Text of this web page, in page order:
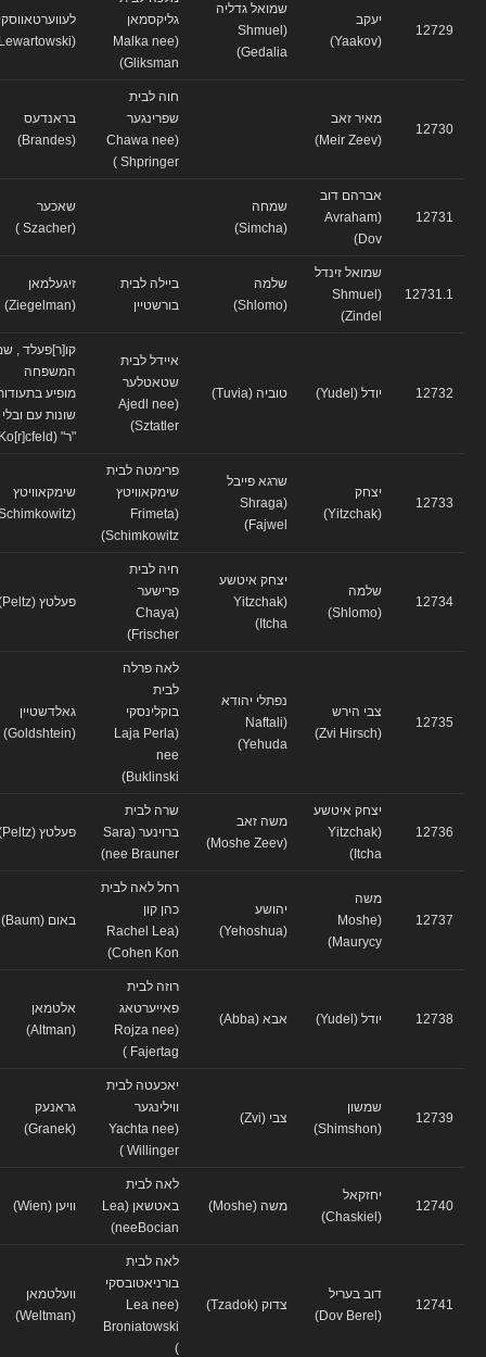
12729
יעקב
שמואל גדליה
(Shmuel
Gedalia)
גליקסמאן
(Malka nee
Gliksman)
לעווערטאווסקי
12730
מאיר זאב
חוה לבית
שפרינגער
(Chawa nee
Shpringer )
בראנדעס
12731
אברהם דוב
(Avraham
Dov)
שמחה
שאכער
12731.1
שמואל זינדל
(Shmuel
Zindel)
שלמה
ביילה לבית
בורשטיין
זיגעלמאן
12732 יודל (Yudel) טוביה (Tuvia)
איידל לבית
שטאטלער
(Ajedl nee
Sztatler)
קו[ר]פעלד , שם
המשפחה
מופיע בתעודות
שונות עם ובלי
"ר" (Ko[r]cfeld)
12733
יצחק
שרגא פייבל
(Shraga
Fajwel)
פרימטה לבית
שימקאוויטץ
(Frimeta
Schimkowitz)
שימקאוויטץ
12734
שלמה
יצחק איטשע
(Yitzchak
Itcha)
חיה לבית
פרישער
(Chaya
Frischer)
פעלטץ (Peltz)
12735
צבי הירש
נפתלי יהודא
(Naftali
Yehuda)
לאה פרלה
לבית
בוקלינסקי
(Laja Perla
nee
Buklinski)
גאלדשטיין
12736
יצחק איטשע
(Yitzchak
Itcha)
משה זאב
שרה לבית
ברוינער (Sara
nee Brauner)
פעלטץ (Peltz)
12737
משה
(Moshe
Maurycy)
יהושע
רחל לאה לבית
כהן קון
(Rachel Lea
Cohen Kon)
באום (Baum)
12738 יודל (Yudel) אבא (Abba)
רוזה לבית
פאייערטאג
(Rojza nee
Fajertag )
אלטמאן
12739
שמשון
צבי (Zvi)
יאכעטה לבית
ווילינגער
(Yachta nee
Willinger )
גראנעק
12740
יחזקאל
משה (Moshe)
לאה לבית
באטשאן (Lea
neeBocian)
וויען (Wien)
12741
דוב בעריל
צדוק (Tzadok)
לאה לבית
בורניאטובסקי
(Lea nee
Broniatowski
וועלטמאן